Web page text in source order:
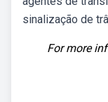
sinalização de
For more